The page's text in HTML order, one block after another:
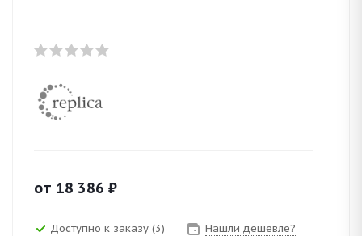
от 18 386 ₽
Доступно к заказу (3)
Нашли дешевле?